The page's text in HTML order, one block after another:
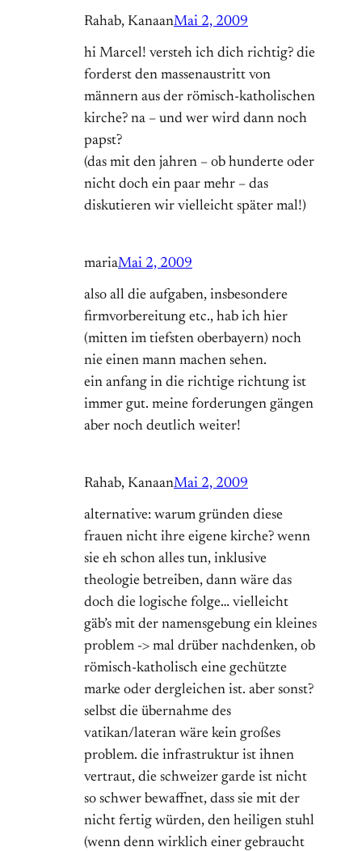
Rahab, KanaanMai 2, 2009
hi Marcel! versteh ich dich richtig? die
forderst den massenaustritt von
männern aus der römisch-katholischen
kirche? na – und wer wird dann noch
papst?
(das mit den jahren – ob hunderte oder
nicht doch ein paar mehr – das
diskutieren wir vielleicht später mal!)
mariaMai 2, 2009
also all die aufgaben, insbesondere
firmvorbereitung etc., hab ich hier
(mitten im tiefsten oberbayern) noch
nie einen mann machen sehen.
ein anfang in die richtige richtung ist
immer gut. meine forderungen gängen
aber noch deutlich weiter!
Rahab, KanaanMai 2, 2009
alternative: warum gründen diese
frauen nicht ihre eigene kirche? wenn
sie eh schon alles tun, inklusive
theologie betreiben, dann wäre das
doch die logische folge… vielleicht
gäb’s mit der namensgebung ein kleines
problem -> mal drüber nachdenken, ob
römisch-katholisch eine gechützte
marke oder dergleichen ist. aber sonst?
selbst die übernahme des
vatikan/lateran wäre kein großes
problem. die infrastruktur ist ihnen
vertraut, die schweizer garde ist nicht
so schwer bewaffnet, dass sie mit der
nicht fertig würden, den heiligen stuhl
(wenn denn wirklich einer gebraucht